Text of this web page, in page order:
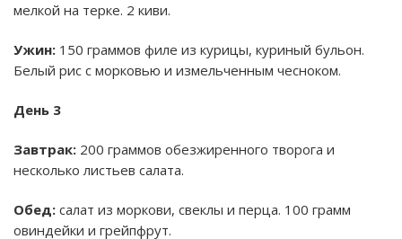
мелкой на терке. 2 киви.
Ужин: 150 граммов филе из курицы, куриный бульон.
Белый рис с морковью и измельченным чесноком.
День 3
Завтрак: 200 граммов обезжиренного творога и
несколько листьев салата.
Обед: салат из моркови, свеклы и перца. 100 грамм
овиндейки и грейпфрут.